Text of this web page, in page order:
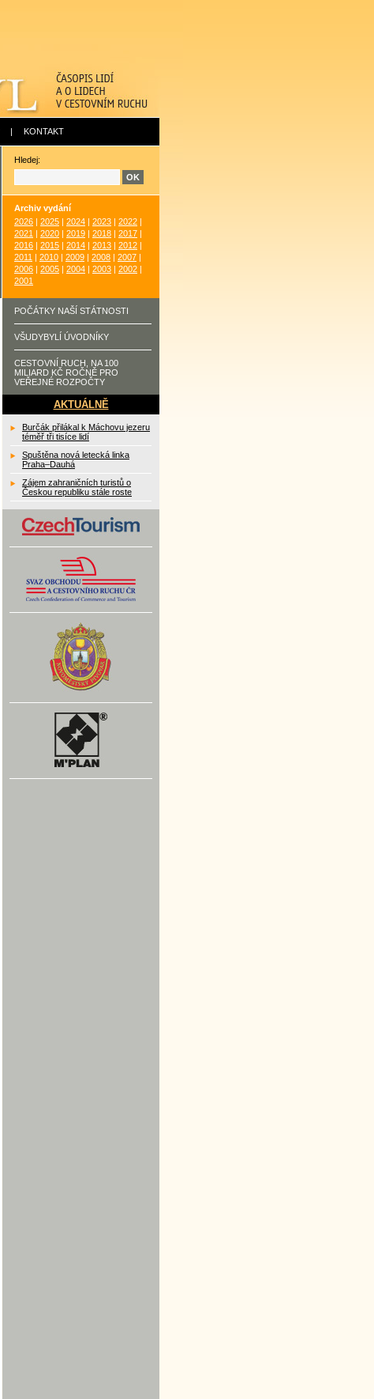
| KONTAKT
Hledej:
Archiv vydání
2026
2025 2024 2023 2022
2021
2020 2019 2018 2017
2016
2015 2014 2013 2012
2011
2010 2009 2008 2007
2006
2005 2004 2003 2002
2001
POČÁTKY NAŠÍ STÁTNOSTI
VŠUDYBYLÍ ÚVODNÍKY
CESTOVNÍ RUCH, NA 100
MILIARD KČ ROČNĚ PRO
VEŘEJNÉ ROZPOČTY
AKTUÁLNĚ
Burčák přilákal k Máchovu jezeru
téměř tři tisíce lidí
Spuštěna nová letecká linka
Praha–Dauhá
Zájem zahraničních turistů o
Českou republiku stále roste